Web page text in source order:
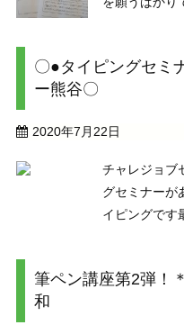
値観、行動特
〇●タイピングセミ
ー熊谷〇
2020年7月22日
チャレジョブ
グセミナー
イピングです
にあたり早く
筆ペン講座第2弾！
和